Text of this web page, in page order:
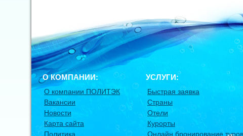
О КОМПАНИИ:
О компании ПОЛИТЭК
Вакансии
Новости
Карта сайта
Политика
УСЛУГИ:
Быстрая заявка
Страны
Отели
Курорты
Онлайн бронирование туров